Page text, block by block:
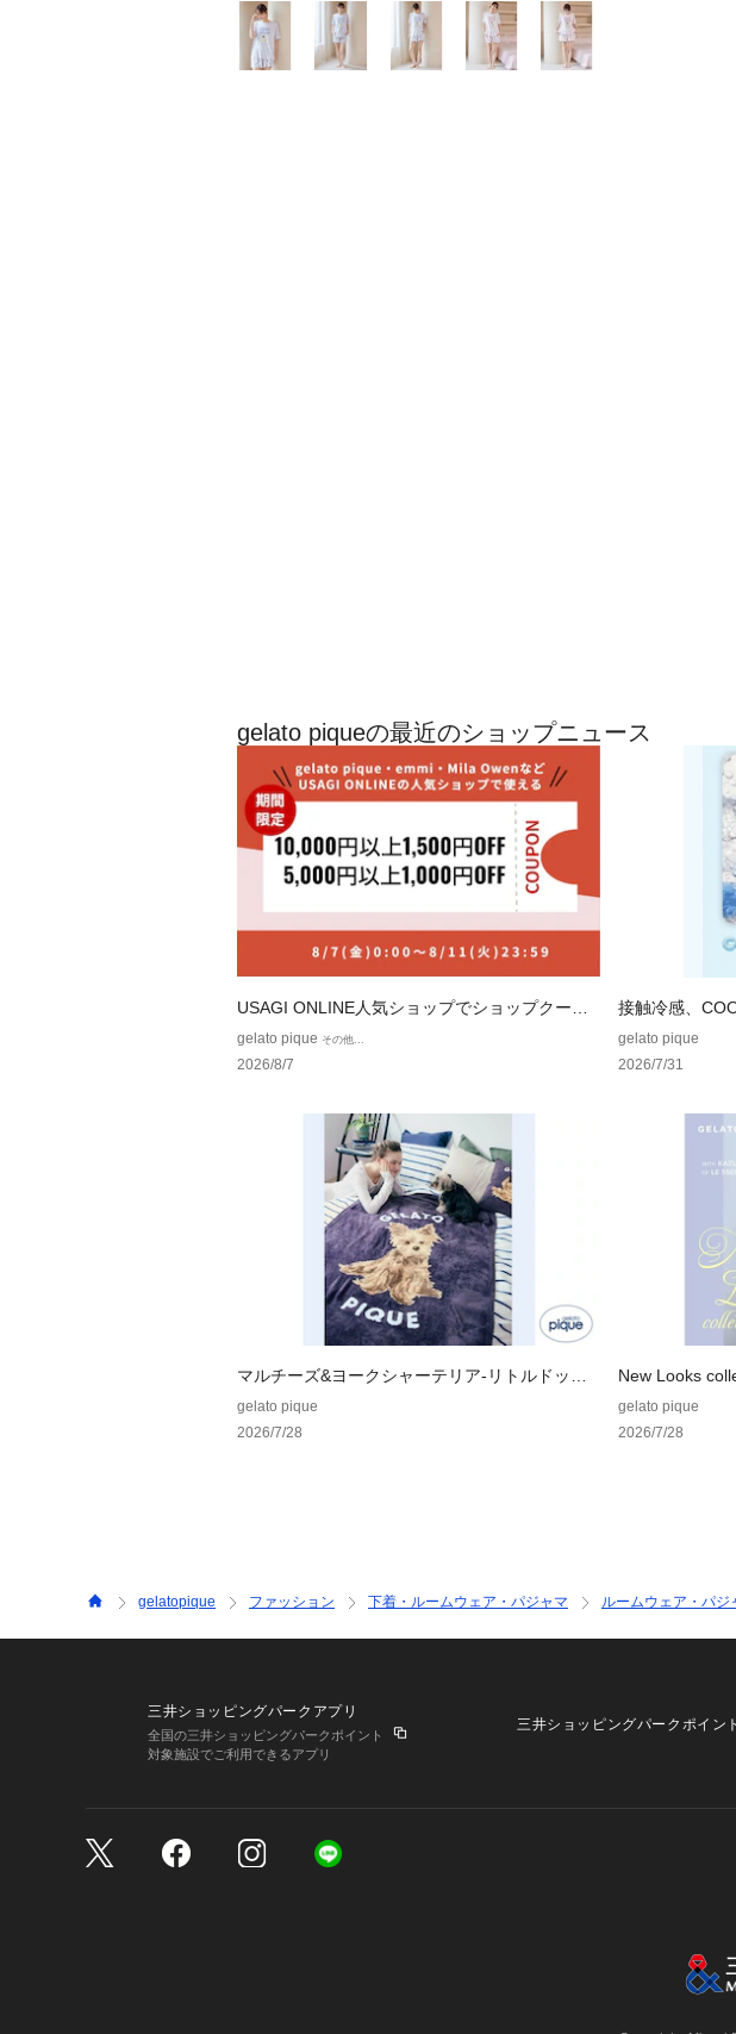
gelato piqueの最近のショップニュース
USAGI ONLINE人気ショップでショップクーポ
ン配布中！
gelato pique その他...
2026/8/7
接触冷感、
gelato pique
2026/7/31
マルチーズ&ヨークシャーテリア-リトルドッグ
ズシリーズ-
gelato pique
2026/7/28
New Looks
ERAFIM
gelato pique
2026/7/28
gelatopique ファッション 下着・ルームウェア・パジャマ ルームウェア・パジ
三井ショッピングパークアプリ
全国の三井ショッピングパークポイント
対象施設でご利用できるアプリ
三井ショッピングパークポイント
個人情報保護方針